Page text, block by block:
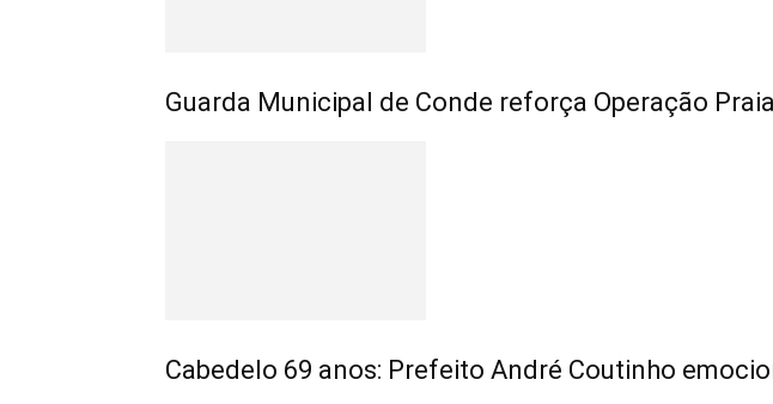
Guarda Municipal de Conde reforça Operação
Cabedelo 69 anos: Prefeito André Coutinho